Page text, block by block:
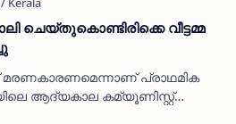
ചെയ്തുകൊണ്ടിരിക്കെ വീട്ടമ്മ
പ്രാഥമിക
ആദ്യകാല കമ്യൂണിസ്റ്റ്